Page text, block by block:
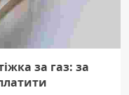
за газ: за